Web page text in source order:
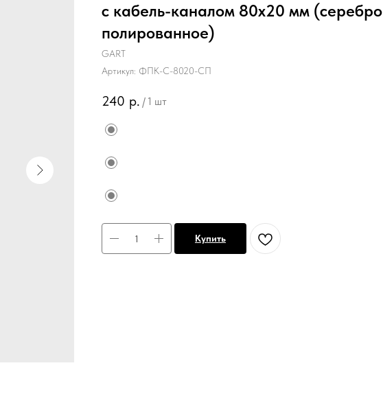
с кабель-каналом 80х20 мм (серебро
полированное)
GART
Артикул: ФПК-С-8020-СП
240 р. / 1 шт
Купить